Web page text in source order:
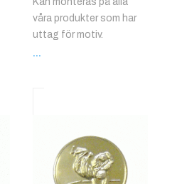
våra produkter som har
uttag för motiv.
...